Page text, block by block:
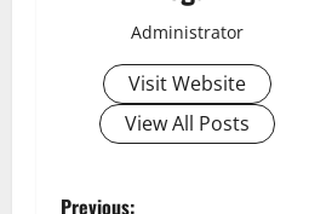
Administrator
Visit Website
View All Posts
Previous: